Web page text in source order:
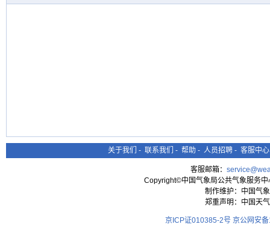
关于我们 - 联系我们 - 帮助 - 人员招聘 - 客服中心
客服邮箱：
Copyright©中国气象局公共气象服务
制作维护：中国气
郑重声明：中国天
京ICP证010385-2号 京公网安